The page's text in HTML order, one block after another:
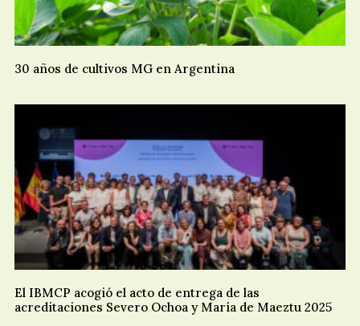
30 años de cultivos MG en Argentina
El IBMCP acogió el acto de entrega de las
acreditaciones Severo Ochoa y María de Maeztu 2025